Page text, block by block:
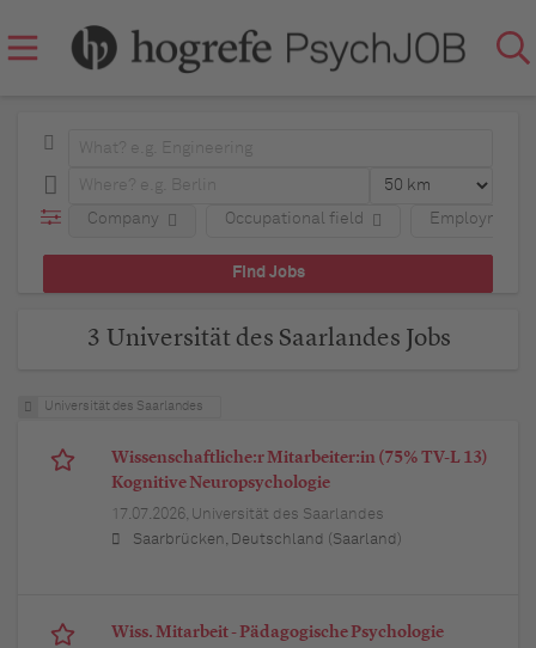
Occupational field Employment
Company
3 Universität des Saarlandes Jobs
Universität des Saarlandes
Wissenschaftliche:r Mitarbeiter:in (75% TV-L 13)
Kognitive Neuropsychologie
17.07.2026, Universität des Saarlandes
Saarbrücken, Deutschland (Saarland)
Wiss. Mitarbeit - Pädagogische Psychologie